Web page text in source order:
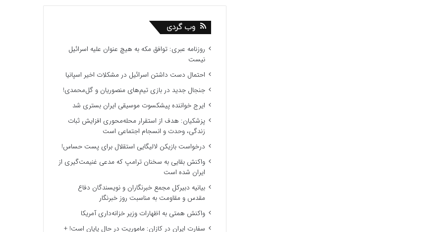
وب گردی
روزنامه عبری: توافق مکه به هیچ عنوان علیه اسرائیل
نیست
احتمال دست داشتن اسرائیل در مشکلات اخیر اسپانیا
جنجال جدید در بازی تیم‌های منصوریان و گل‌محمدی!
ایرج خواننده پیشکسوت موسیقی ایران بستری شد
پزشکیان: هدف از استقرار محله‌محوری افزایش ثبات
زندگی، وحدت و انسجام اجتماعی است
درخواست بازیکن لالیگایی استقلال برای پست حساس!
واکنش بقایی به سخنان ترامپ که مدعی غنیمت‌گیری از
ایران شده است
بیانیه دبیرکل مجمع خبرنگاران و نویسندگان دفاع
مقدس و مقاومت به مناسبت روز خبرنگار
واکنش همتی به اظهارات وزیر خزانه‌داری آمریکا
سفارت ایران در کازان: ماموریت در حال پایان است! +